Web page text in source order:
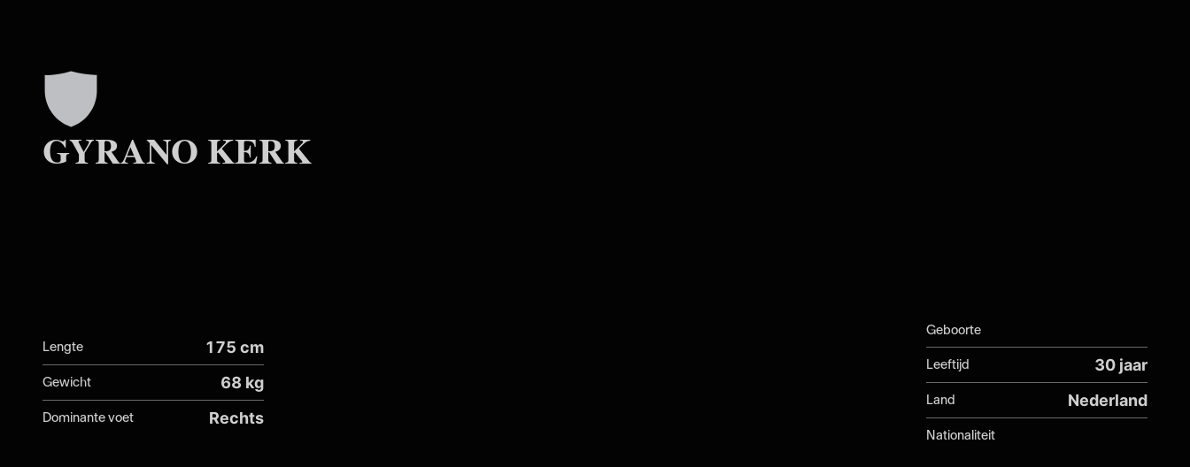
GYRANO KERK
Lengte 175 cm
Gewicht 68 kg
Dominante voet Rechts
Geboorte
Leeftijd 30 jaar
Land Nederland
Nationaliteit